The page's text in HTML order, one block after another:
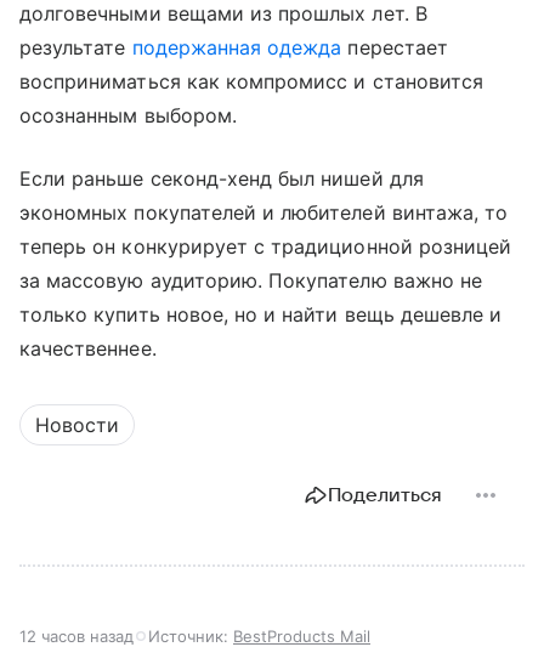
долговечными вещами из прошлых лет. В
результате подержанная одежда перестает
восприниматься как компромисс и становится
осознанным выбором.
Если раньше секонд-хенд был нишей для
экономных покупателей и любителей винтажа, то
теперь он конкурирует с традиционной розницей
за массовую аудиторию. Покупателю важно не
только купить новое, но и найти вещь дешевле и
качественнее.
Новости
Поделиться
12 часов назад Источник: BestProducts Mail